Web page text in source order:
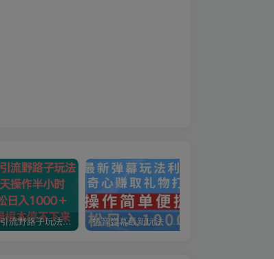
男粉引流野路子玩法，每天操作半小时轻松日入1000＋，流量根本停不下来 抖音弹幕最新玩法，利用粉丝好奇心赚取礼物打赏，轻松日入1000+